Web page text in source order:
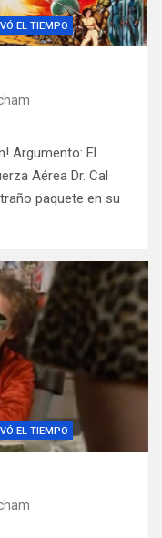
EL TIEMPO
Argumento: El
Aérea Dr. Cal
paquete en su
EL TIEMPO